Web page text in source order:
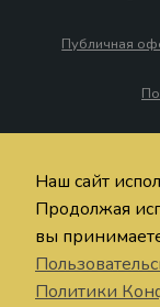
Публичная
Наш сайт
Продолжая
вы
Политики